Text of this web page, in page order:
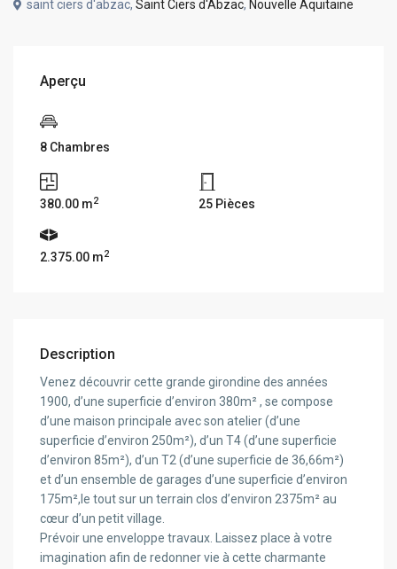
saint ciers d'abzac,Saint Ciers d'Abzac, Nouvelle Aquitaine
Aperçu
8 Chambres
380.00 m2 25 Pièces
2.375.00 m2
Description
Venez découvrir cette grande girondine des années
1900, d’une superficie d’environ 380m² , se compose
d’une maison principale avec son atelier (d’une
superficie d’environ 250m²), d’un T4 (d’une superficie
d’environ 85m²), d’un T2 (d’une superficie de 36,66m²)
et d’un ensemble de garages d’une superficie d’environ
175m²,le tout sur un terrain clos d’environ 2375m² au
cœur d’un petit village.
Prévoir une enveloppe travaux. Laissez place à votre
imagination afin de redonner vie à cette charmante